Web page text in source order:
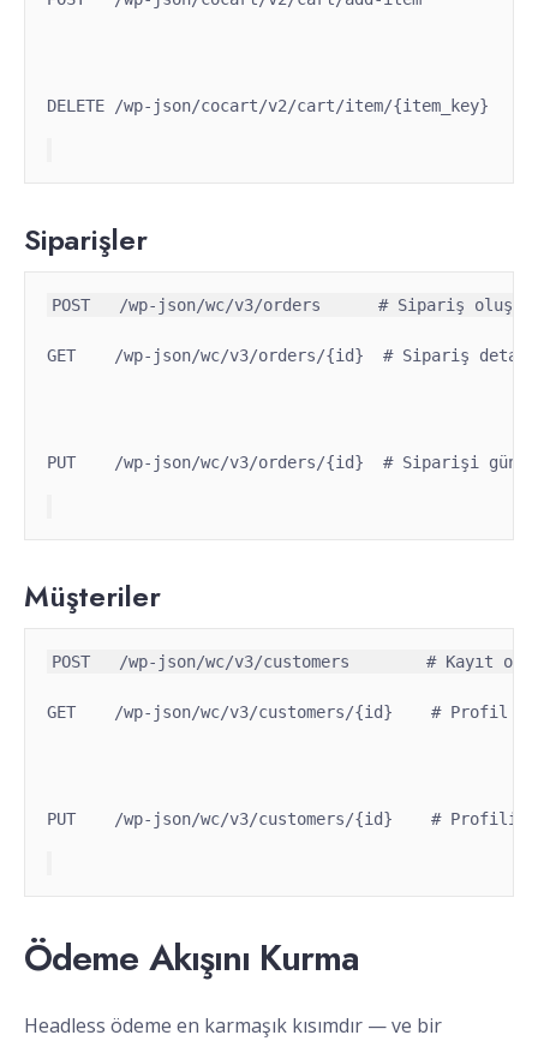
DELETE /wp-json/cocart/v2/cart/item/{item_key}
Siparişler
GET    /wp-json/wc/v3/orders/{id}  # Sipariş
PUT    /wp-json/wc/v3/orders/{id}  # Siparişi
Müşteriler
GET    /wp-json/wc/v3/customers/{id}    # Profil
PUT    /wp-json/wc/v3/customers/{id}    # Profili
Ödeme Akışını Kurma
Headless ödeme en karmaşık kısımdır — ve bir